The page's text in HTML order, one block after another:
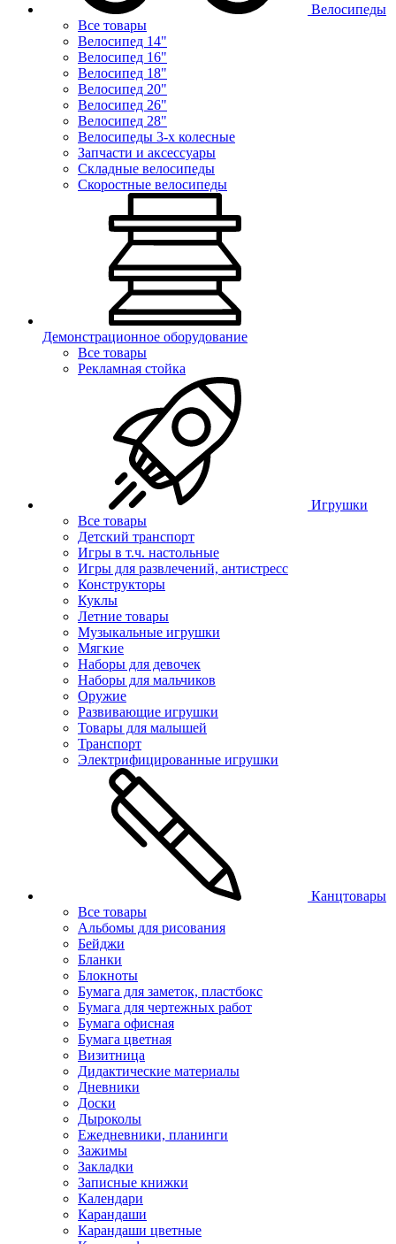
Велосипеды
Все товары
Велосипед 14"
Велосипед 16"
Велосипед 18"
Велосипед 20"
Велосипед 26"
Велосипед 28"
Велосипеды 3-х колесные
Запчасти и аксессуары
Складные велосипеды
Скоростные велосипеды
Демонстрационное оборудование
Все товары
Рекламная стойка
Игрушки
Все товары
Детский транспорт
Игры в т.ч. настольные
Игры для развлечений, антистресс
Конструкторы
Куклы
Летние товары
Музыкальные игрушки
Мягкие
Наборы для девочек
Наборы для мальчиков
Оружие
Развивающие игрушки
Товары для малышей
Транспорт
Электрифицированные игрушки
Канцтовары
Все товары
Альбомы для рисования
Бейджи
Бланки
Блокноты
Бумага для заметок, пластбокс
Бумага для чертежных работ
Бумага офисная
Бумага цветная
Визитница
Дидактические материалы
Дневники
Доски
Дыроколы
Ежедневники, планинги
Зажимы
Закладки
Записные книжки
Календари
Карандаши
Карандаши цветные